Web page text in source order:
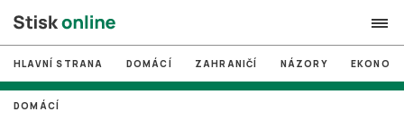
search
# MUNI
HLAVNÍ STRANA DOMÁCÍ ZAHRANIČÍ NÁZORY
DOMÁCÍ